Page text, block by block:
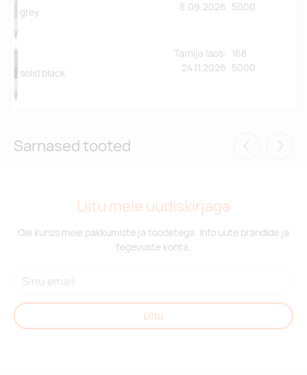
grey
8.09.2026 5000
solid black
Tarnija laos:
24.11.2026
168
5000
Sarnased tooted
Liitu meie uudiskirjaga
Ole kursis meie pakkumiste ja toodetega. Info uute brändide ja
tegevuste kohta.
Liitu